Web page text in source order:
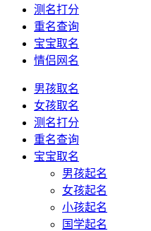
测名打分
重名查询
宝宝取名
情侣网名
男孩取名
女孩取名
测名打分
重名查询
宝宝取名
男孩起名
女孩起名
小孩起名
国学起名